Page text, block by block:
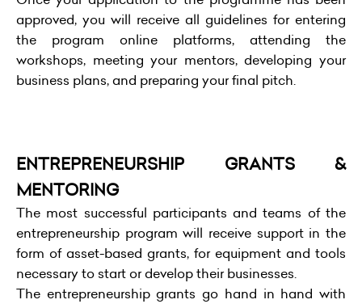
approved, you will receive all guidelines for entering
the program online platforms, attending the
workshops, meeting your mentors, developing your
business plans, and preparing your final pitch.
ENTREPRENEURSHIP GRANTS &
MENTORING
The most successful participants and teams of the
entrepreneurship program will receive support in the
form of asset-based grants, for equipment and tools
necessary to start or develop their businesses.
The entrepreneurship grants go hand in hand with